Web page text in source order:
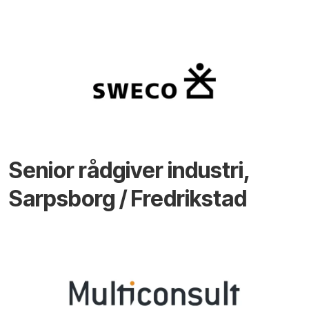
Senior rådgiver industri,
Sarpsborg / Fredrikstad